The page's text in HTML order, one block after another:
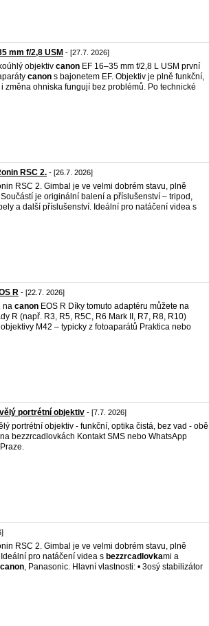
mm f/2,8 USM - [27.7. 2026]
objektiv canon EF 16–35 mm f/2,8 L USM první
canon s bajonetem EF. Objektiv je plně funkční,
změna ohniska fungují bez problémů. Po technické
RSC 2. - [26.7. 2026]
RSC 2. Gimbal je ve velmi dobrém stavu, plně
je originální balení a příslušenství – tripod,
a další příslušenství. Ideální pro natáčení videa s
R - [22.7. 2026]
na canon EOS R Díky tomuto adaptéru můžete na
R (např. R3, R5, R5C, R6 Mark II, R7, R8, R10)
M42 – typicky z fotoaparátů Praktica nebo
portrétní objektiv - [7.7. 2026]
portrétní objektiv - funkční, optika čistá, bez vad - obě
bezzrcadlovkách Kontakt SMS nebo WhatsApp
RSC 2. Gimbal je ve velmi dobrém stavu, plně
pro natáčení videa s bezzrcadlovkami a
canon, Panasonic. Hlavní vlastnosti: • 3osý stabilizátor